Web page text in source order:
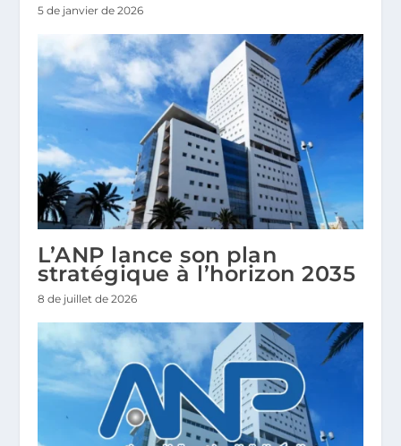
5 de janvier de 2026
L’ANP lance son plan
stratégique à l’horizon 2035
8 de juillet de 2026